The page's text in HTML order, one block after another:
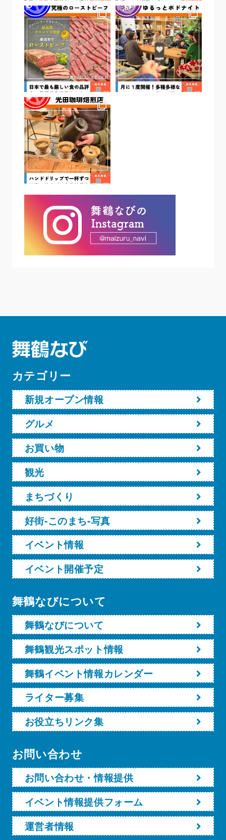
カテゴリー
新規オープン情報
グルメ
お買い物
観光
まちづくり
好街-このまち-写真
イベント情報
イベント開催予定
舞鶴なびについて
舞鶴なびについて
舞鶴観光スポット情報
舞鶴イベント情報カレンダー
ライター募集
お役立ちリンク集
お問い合わせ
お問い合わせ・情報提供
イベント情報提供フォーム
運営者情報